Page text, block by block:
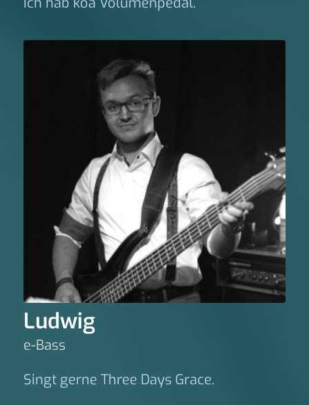
Ludwig
e-Bass
Singt gerne Three Days Grace.